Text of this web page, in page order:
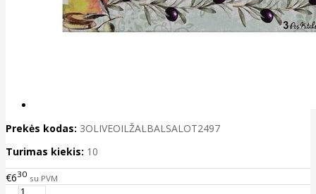
Prekės kodas: 3OLIVEOILŽALBALSALOT2497
Turimas kiekis: 10
€630 su PVM